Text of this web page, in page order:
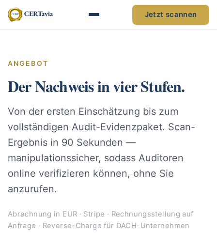
Jetzt scannen
ANGEBOT
Der Nachweis in vier Stufen.
Von der ersten Einschätzung bis zum
vollständigen Audit-Evidenzpaket. Scan-
Ergebnis in 90 Sekunden —
manipulationssicher, sodass Auditoren
online verifizieren können, ohne Sie
anzurufen.
Abrechnung in EUR · Stripe · Rechnungsstellung auf
Anfrage · Reverse-Charge für DACH-Unternehmen